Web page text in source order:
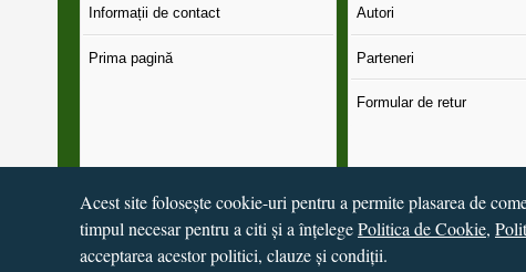
Informații de contact
Prima pagină
Autori
Parteneri
Formular de retur
© 2016 - 2026 S.C. CCN Books SRL Magazin online
Acest site folosește cookie-uri pentru a permite plasarea de
timpul necesar pentru a citi și a înțelegePolitica de Cookie,
acceptarea acestor politici, clauze și condiții.